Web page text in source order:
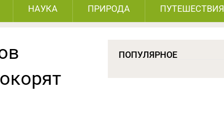
НАУКА ПРИРОДА ПУТЕШЕСТВИЯ
ПОПУЛЯРНОЕ